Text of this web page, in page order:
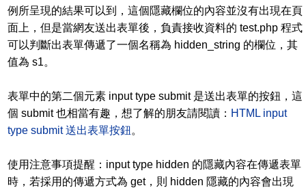
例所呈現的結果可以到，這個隱藏欄位的內容並沒有出現在頁
面上，但是當網友送出表單後，負責接收資料的 test.php 程式
可以判斷出表單傳遞了一個名稱為 hidden_string 的欄位，其
值為 s1。
表單中的第二個元素 input type submit 是送出表單的按鈕，這
個 submit 也相當有趣，想了解的朋友請閱讀： HTML input
type submit 送出表單按鈕 。
使用注意事項提醒：input type hidden 的隱藏內容在傳遞表單
時，若採用的傳遞方式為 get，則 hidden 隱藏的內容會出現